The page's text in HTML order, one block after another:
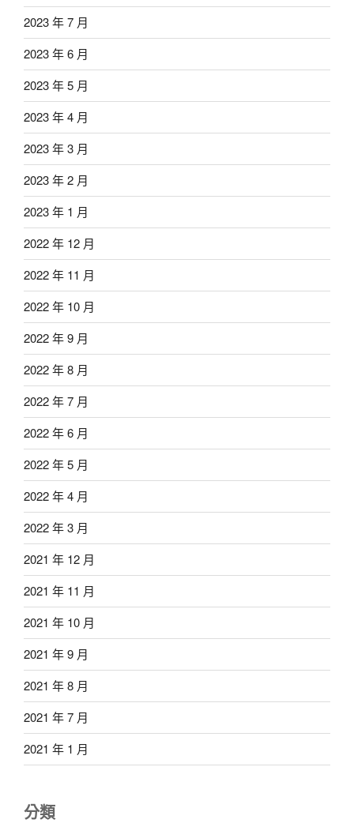
2023 年 7 月
2023 年 6 月
2023 年 5 月
2023 年 4 月
2023 年 3 月
2023 年 2 月
2023 年 1 月
2022 年 12 月
2022 年 11 月
2022 年 10 月
2022 年 9 月
2022 年 8 月
2022 年 7 月
2022 年 6 月
2022 年 5 月
2022 年 4 月
2022 年 3 月
2021 年 12 月
2021 年 11 月
2021 年 10 月
2021 年 9 月
2021 年 8 月
2021 年 7 月
2021 年 1 月
分類